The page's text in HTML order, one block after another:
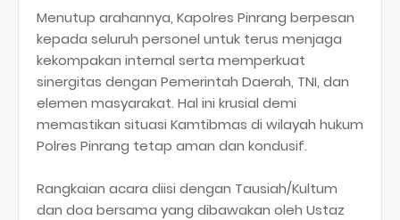
Menutup arahannya, Kapolres Pinrang berpesan
kepada seluruh personel untuk terus menjaga
kekompakan internal serta memperkuat
sinergitas dengan Pemerintah Daerah, TNI, dan
elemen masyarakat. Hal ini krusial demi
memastikan situasi Kamtibmas di wilayah hukum
Polres Pinrang tetap aman dan kondusif.
Rangkaian acara diisi dengan Tausiah/Kultum
dan doa bersama yang dibawakan oleh Ustaz